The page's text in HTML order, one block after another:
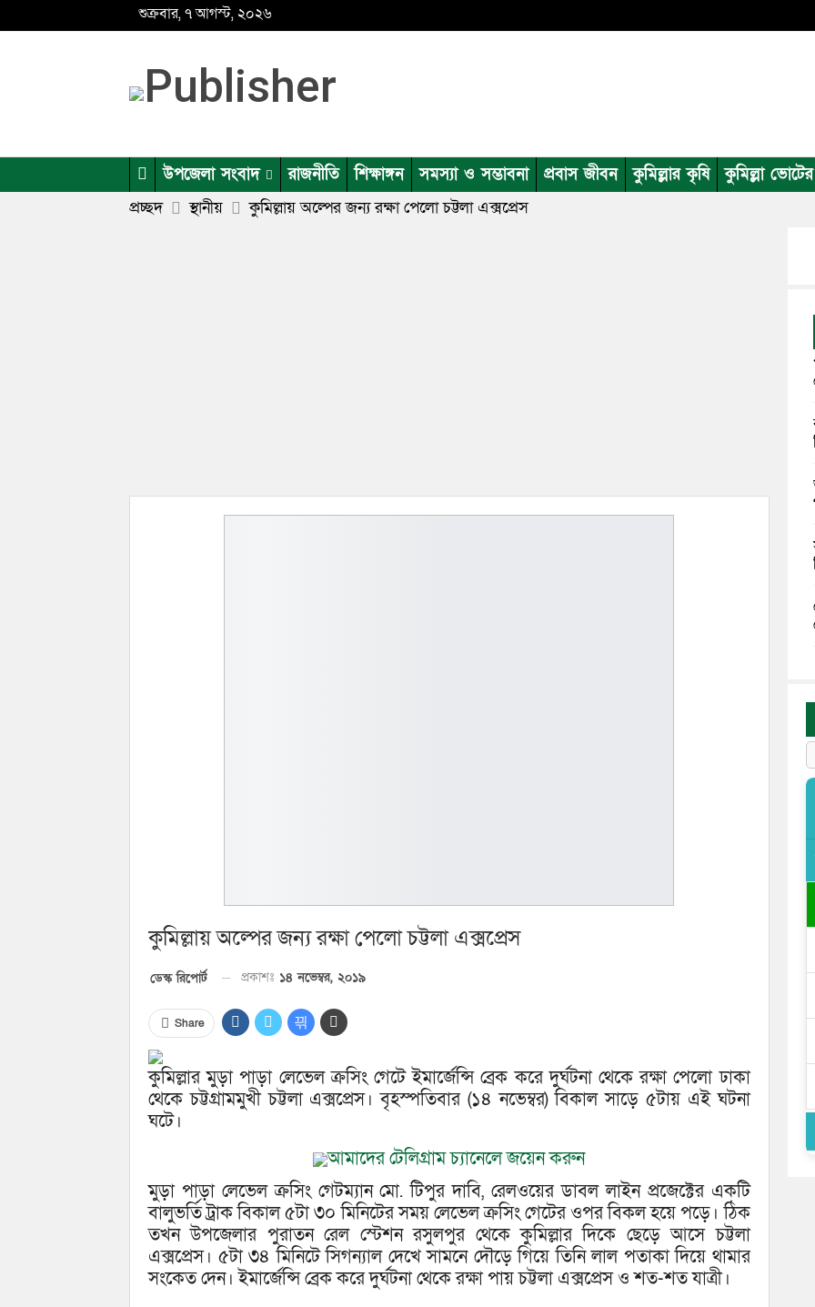
শুক্রবার, ৭ আগস্ট, ২০২৬
উপজেলা সংবাদ রাজনীতি শিক্ষাঙ্গন সমস্যা ও সম্ভাবনা প্রবাস জীবন কুমিল্লার কৃষি কুমিল্লা
প্রচ্ছদ
স্থানীয় কুমিল্লায় অল্পের জন্য রক্ষা পেলো চট্টলা এক্সপ্রেস
কুমিল্লায় অল্পের জন্য রক্ষা পেলো চট্টলা এক্সপ্রেস
ডেস্ক রিপোর্ট প্রকাশঃ ১৪ নভেম্বর, ২০১৯
Share
কুমিল্লার মুড়া পাড়া লেভেল ক্রসিং গেটে ইমার্জেন্সি ব্রেক করে দুর্ঘটনা থেকে রক্ষা পেলো ঢাকা
থেকে চট্টগ্রামমুখী চট্টলা এক্সপ্রেস। বৃহস্পতিবার (১৪ নভেম্বর) বিকাল সাড়ে ৫টায় এই ঘটনা
ঘটে।
আমাদের টেলিগ্রাম চ্যানেলে জয়েন করুন
মুড়া পাড়া লেভেল ক্রসিং গেটম্যান মো. টিপুর দাবি, রেলওয়ের ডাবল লাইন প্রজেক্টের একটি
বালুভর্তি ট্রাক বিকাল ৫টা ৩০ মিনিটের সময় লেভেল ক্রসিং গেটের ওপর বিকল হয়ে পড়ে। ঠিক
তখন উপজেলার পুরাতন রেল স্টেশন রসুলপুর থেকে কুমিল্লার দিকে ছেড়ে আসে চট্টলা
এক্সপ্রেস। ৫টা ৩৪ মিনিটে সিগন্যাল দেখে সামনে দৌড়ে গিয়ে তিনি লাল পতাকা দিয়ে থামার
সংকেত দেন। ইমার্জেন্সি ব্রেক করে দুর্ঘটনা থেকে রক্ষা পায় চট্টলা এক্সপ্রেস ও শত-শত যাত্রী।